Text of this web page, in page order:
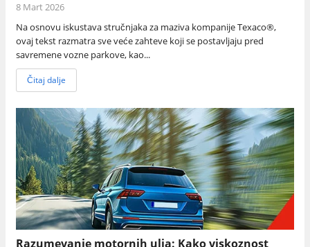
8 Mart 2026
Na osnovu iskustava stručnjaka za maziva kompanije Texaco®,
ovaj tekst razmatra sve veće zahteve koji se postavljaju pred
savremene vozne parkove, kao...
Čitaj dalje
Razumevanje motornih ulja: Kako viskoznost